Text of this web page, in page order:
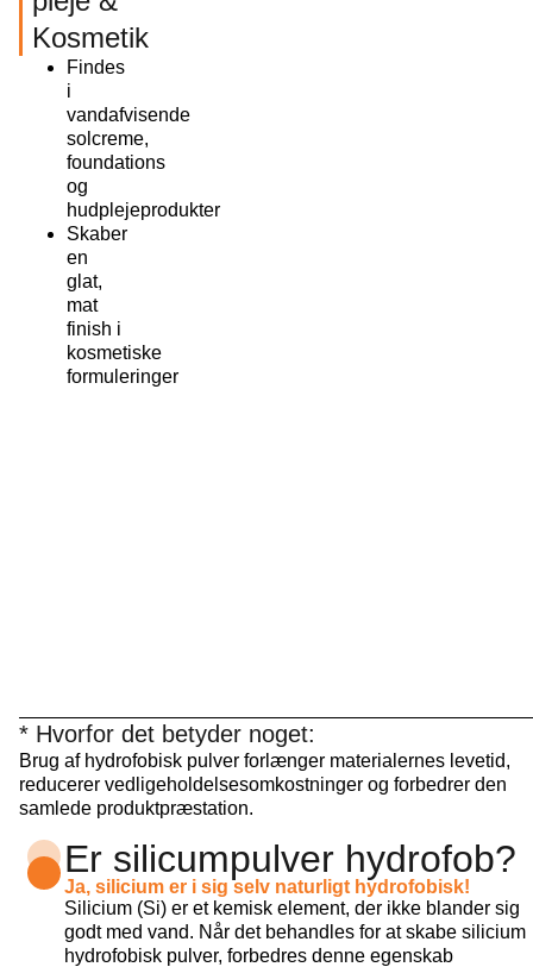
Kosmetik
Findes
i
vandafvisende
solcreme,
foundations
og
hudplejeprodukter
Skaber
en
glat,
mat
finish i
kosmetiske
formuleringer
* Hvorfor det betyder noget:
Brug af hydrofobisk pulver forlænger materialernes levetid,
reducerer vedligeholdelsesomkostninger og forbedrer den
samlede produktpræstation.
Er silicumpulver hydrofob?
Ja, silicium er i sig selv naturligt hydrofobisk!
Silicium (Si) er et kemisk element, der ikke blander sig
godt med vand. Når det behandles for at skabe silicium
hydrofobisk pulver, forbedres denne egenskab